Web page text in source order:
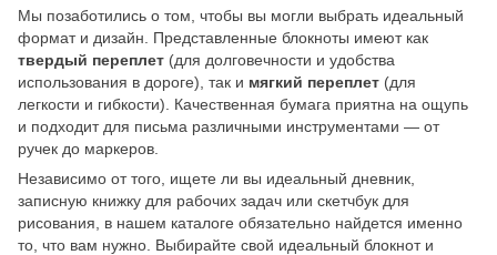
Мы позаботились о том, чтобы вы могли выбрать идеальный
формат и дизайн. Представленные блокноты имеют как
твердый переплет (для долговечности и удобства
использования в дороге), так и мягкий переплет (для
легкости и гибкости). Качественная бумага приятна на ощупь
и подходит для письма различными инструментами — от
ручек до маркеров.
Независимо от того, ищете ли вы идеальный дневник,
записную книжку для рабочих задач или скетчбук для
рисования, в нашем каталоге обязательно найдется именно
то, что вам нужно. Выбирайте свой идеальный блокнот и